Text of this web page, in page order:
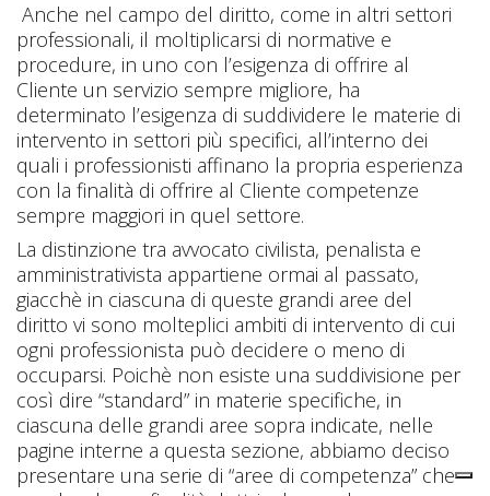
Anche nel campo del diritto, come in altri settori
professionali, il moltiplicarsi di normative e
procedure, in uno con l’esigenza di offrire al
Cliente un servizio sempre migliore, ha
determinato l’esigenza di suddividere le materie di
intervento in settori più specifici, all’interno dei
quali i professionisti affinano la propria esperienza
con la finalità di offrire al Cliente competenze
sempre maggiori in quel settore.
La distinzione tra avvocato civilista, penalista e
amministrativista appartiene ormai al passato,
giacchè in ciascuna di queste grandi aree del
diritto vi sono molteplici ambiti di intervento di cui
ogni professionista può decidere o meno di
occuparsi. Poichè non esiste una suddivisione per
così dire “standard” in materie specifiche, in
ciascuna delle grandi aree sopra indicate, nelle
pagine interne a questa sezione, abbiamo deciso
presentare una serie di “aree di competenza” che